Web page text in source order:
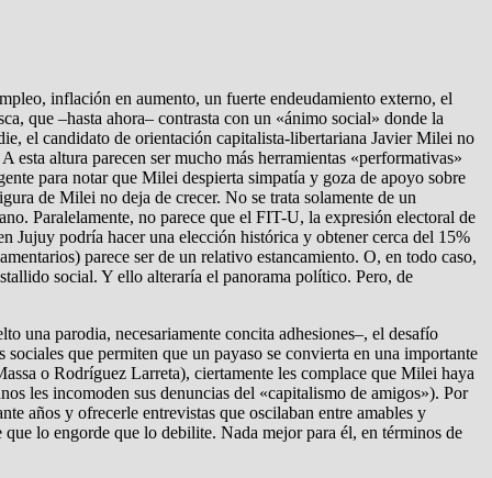
inflación en aumento, un fuerte endeudamiento externo, el
que –hasta ahora– contrasta con un «ánimo social» donde la
el candidato de orientación capitalista-libertariana Javier Milei no
esta altura parecen ser mucho más herramientas «performativas»
para notar que Milei despierta simpatía y goza de apoyo sobre
de Milei no deja de crecer. No se trata solamente de un
Paralelamente, no parece que el FIT-U, la expresión electoral de
Jujuy podría hacer una elección histórica y obtener cerca del 15%
parece ser de un relativo estancamiento. O, en todo caso,
social. Y ello alteraría el panorama político. Pero, de
una parodia, necesariamente concita adhesiones–, el desafío
que permiten que un payaso se convierta en una importante
o Rodríguez Larreta), ciertamente les complace que Milei haya
les incomoden sus denuncias del «capitalismo de amigos»). Por
años y ofrecerle entrevistas que oscilaban entre amables y
lo engorde que lo debilite. Nada mejor para él, en términos de